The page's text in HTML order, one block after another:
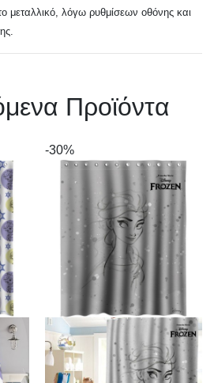
μεταλλικό, λόγω ρυθμίσεων οθόνης και
Προϊόντα
-30%